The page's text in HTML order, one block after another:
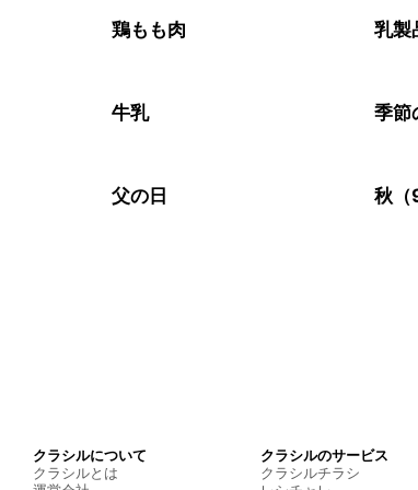
鶏もも肉 乳製
牛乳 季節
父の日 秋（
クラシルについて
クラシルとは
クラシルのサービス
クラシルチラシ